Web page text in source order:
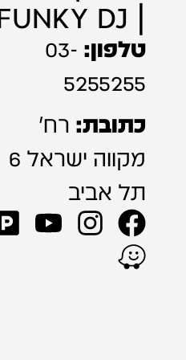
| FUNKY DJ
טלפון: 03-
5255255
כתובת: רח'
מקווה ישראל 6
תל אביב